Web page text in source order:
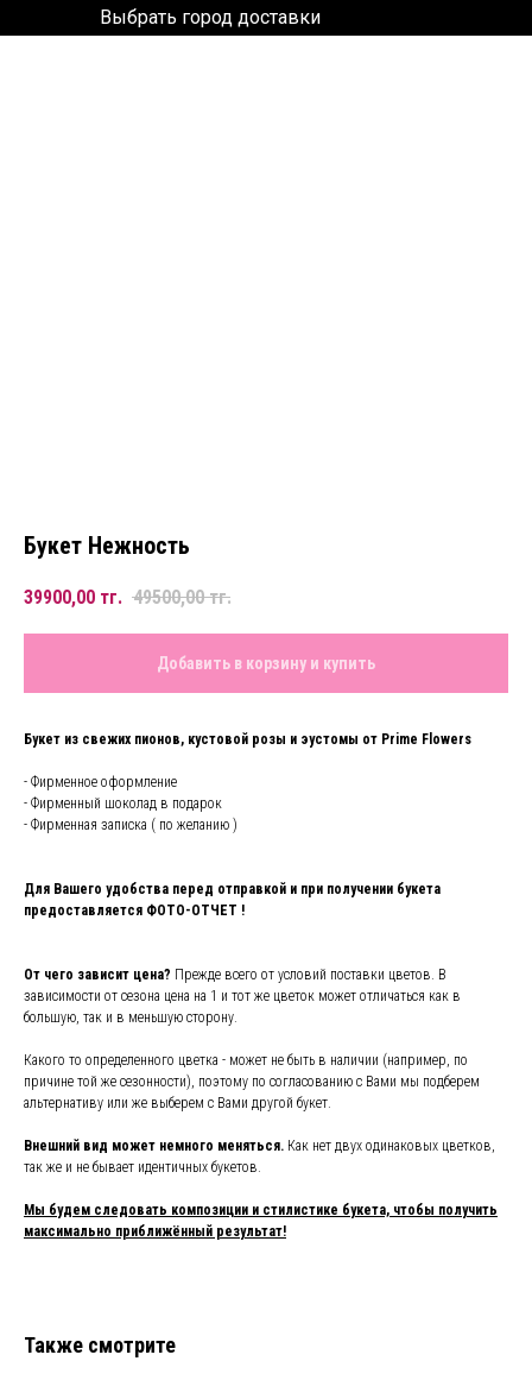
Выбрать город доставки
Букет Нежность
39900,00 тг. 49500,00 тг.
Добавить в корзину и купить
Букет из свежих пионов, кустовой розы и эустомы от Prime Flowers
- Фирменное оформление
- Фирменный шоколад в подарок
- Фирменная записка ( по желанию )
Для Вашего удобства перед отправкой и при получении букета
предоставляется ФОТО-ОТЧЕТ !
От чего зависит цена? Прежде всего от условий поставки цветов. В
зависимости от сезона цена на 1 и тот же цветок может отличаться как в
большую, так и в меньшую сторону.
Какого то определенного цветка - может не быть в наличии (например, по
причине той же сезонности), поэтому по согласованию с Вами мы подберем
альтернативу или же выберем с Вами другой букет.
Внешний вид может немного меняться. Как нет двух одинаковых цветков,
так же и не бывает идентичных букетов.
Мы будем следовать композиции и стилистике букета, чтобы получить
максимально приближённый результат!
Также смотрите